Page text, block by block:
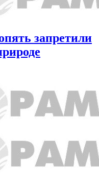
запретили